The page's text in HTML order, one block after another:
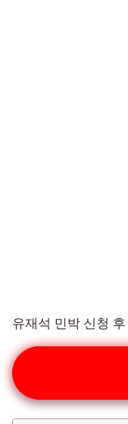
유재석 민박 신청